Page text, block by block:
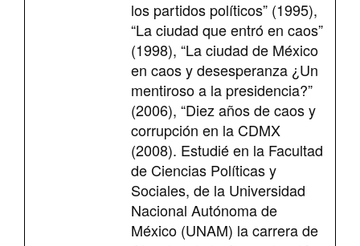
los partidos políticos” (1995),
“La ciudad que entró en caos”
(1998), “La ciudad de México
en caos y desesperanza ¿Un
mentiroso a la presidencia?”
(2006), “Diez años de caos y
corrupción en la CDMX
(2008). Estudié en la Facultad
de Ciencias Políticas y
Sociales, de la Universidad
Nacional Autónoma de
México (UNAM) la carrera de